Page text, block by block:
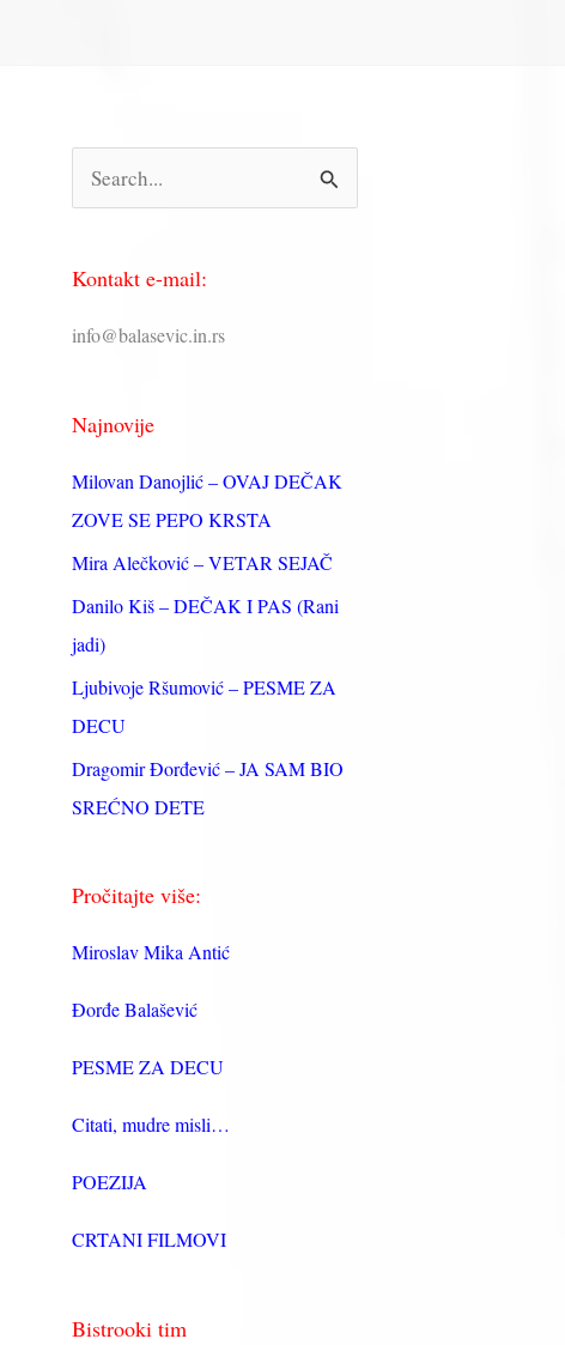
р
т
а
з
а
Kontakt e-mail:
info@balasevic.in.rs
Najnovije
Milovan Danojlić – OVAJ DEČAK
ZOVE SE PEPO KRSTA
Mira Alečković – VETAR SEJAČ
Danilo Kiš – DEČAK I PAS (Rani
jadi)
Ljubivoje Ršumović – PESME ZA
DECU
Dragomir Đorđević – JA SAM BIO
SREĆNO DETE
Pročitajte više:
Miroslav Mika Antić
Đorđe Balašević
PESME ZA DECU
Citati, mudre misli…
POEZIJA
CRTANI FILMOVI
Bistrooki tim